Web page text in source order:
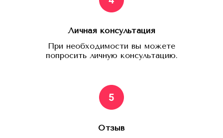
Личная консультация
При необходимости вы можете
попросить личную консультацию.
Отзыв